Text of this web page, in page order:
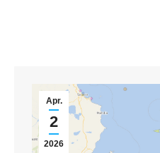
Apr.
2
2026